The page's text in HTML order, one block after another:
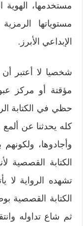
مستخدمها، الهوية
مستوياتها
الإبداعي الأبرز.
شخصيا لا أعتبر
مؤقتة أو مركز
حظي في الكتابة
كله يحدثنا عن ألمع
وأجادوها،
الكتابة القصصية
تشهده الرواية لا
الكتابة القصصية
ثم شاع تداوله